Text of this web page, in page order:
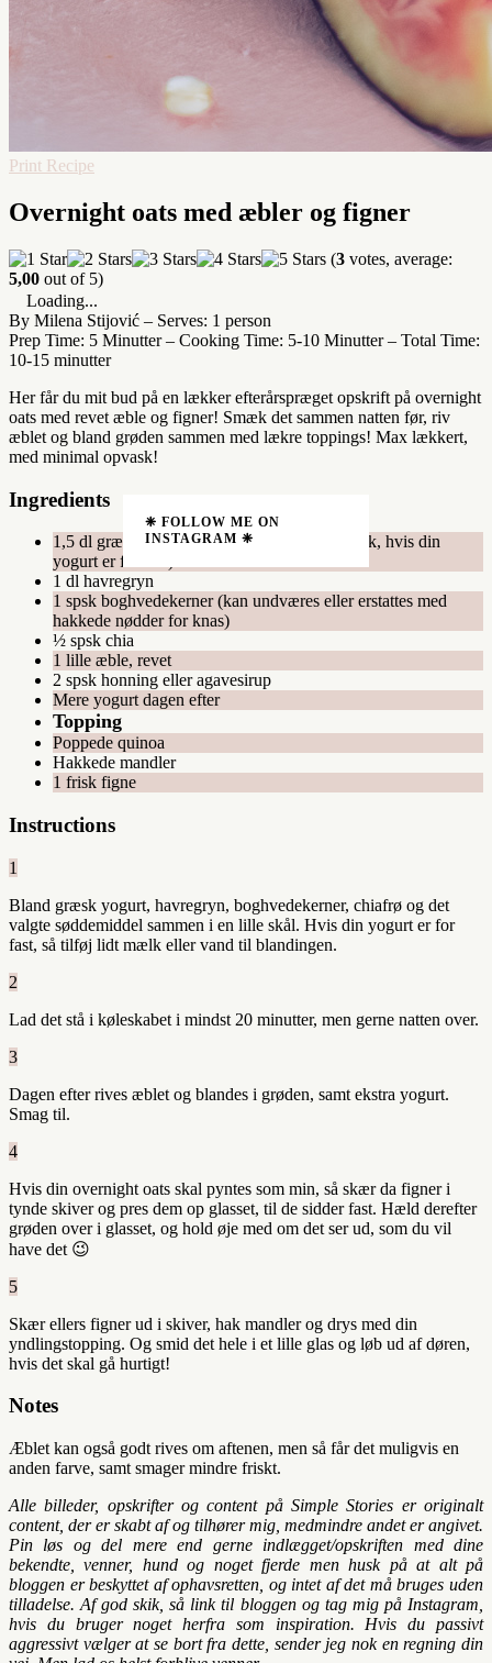
Print Recipe
Overnight oats med æbler og figner
(3 votes, average:
5,00 out of 5)
Loading...
By Milena Stijović – Serves: 1 person
Prep Time: 5 Minutter– Cooking Time: 5-10 Minutter – Total Time:
10-15 minutter
Her får du mit bud på en lækker efterårspræget opskrift på overnight
oats med revet æble og figner! Smæk det sammen natten før, riv
æblet og bland grøden sammen med lækre toppings! Max lækkert,
med minimal opvask!
Ingredients
1,5 dl græsk yogurt 2% (+ lidt vand eller mælk, hvis din
yogurt er for fast)
1 dl havregryn
1 spsk boghvedekerner (kan undværes eller erstattes med
hakkede nødder for knas)
½ spsk chia
1 lille æble, revet
2 spsk honning eller agavesirup
Mere yogurt dagen efter
Topping
Poppede quinoa
Hakkede mandler
1 frisk figne
Instructions
1
Bland græsk yogurt, havregryn, boghvedekerner, chiafrø og det
valgte søddemiddel sammen i en lille skål. Hvis din yogurt er for
fast, så tilføj lidt mælk eller vand til blandingen.
2
Lad det stå i køleskabet i mindst 20 minutter, men gerne natten over.
3
Dagen efter rives æblet og blandes i grøden, samt ekstra yogurt.
Smag til.
4
Hvis din overnight oats skal pyntes som min, så skær da figner i
tynde skiver og pres dem op glasset, til de sidder fast. Hæld derefter
grøden over i glasset, og hold øje med om det ser ud, som du vil
have det 😉
5
Skær ellers figner ud i skiver, hak mandler og drys med din
yndlingstopping. Og smid det hele i et lille glas og løb ud af døren,
hvis det skal gå hurtigt!
Notes
Æblet kan også godt rives om aftenen, men så får det muligvis en
anden farve, samt smager mindre friskt.
Alle billeder, opskrifter og content på Simple Stories er originalt
content, der er skabt af og tilhører mig, medmindre andet er angivet.
Pin løs og del mere end gerne indlægget/opskriften med dine
bekendte, venner, hund og noget fjerde men husk på at alt på
bloggen er beskyttet af ophavsretten, og intet af det må bruges uden
tilladelse. Af god skik, så link til bloggen og tag mig på Instagram,
hvis du bruger noget herfra som inspiration. Hvis du passivt
aggressivt vælger at se bort fra dette, sender jeg nok en regning din
❈ FOLLOW ME ON
INSTAGRAM ❈